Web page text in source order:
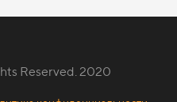
Reserved. 2020